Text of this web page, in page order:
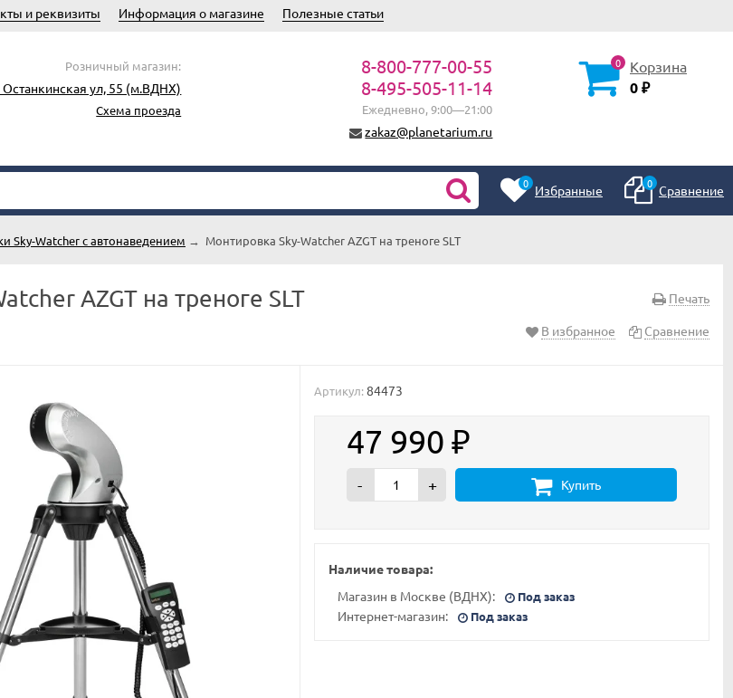
и реквизиты Информация о магазине Полезные статьи
Розничный магазин:
ул, 55 (м.ВДНХ)
Схема проезда
8-800-777-00-55
8-495-505-11-14
Ежедневно, 9:00—21:00
zakaz@planetarium.ru
0 Корзина
0 ₽
0 Избранные 0 Сравнение
Sky-Watcher с автонаведением → Монтировка Sky-Watcher AZGT на треноге SLT
Печать
AZGT на треноге SLT
В избранное Сравнение
Артикул: 84473
47 990 ₽
- + Купить
Наличие товара:
Магазин в Москве (ВДНХ):
Под заказ
Интернет-магазин: Под заказ